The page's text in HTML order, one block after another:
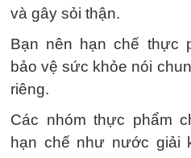
và gây sỏi thận.
Bạn nên hạn chế thực
bảo vệ sức khỏe nói
riêng.
Các nhóm thực phẩm
hạn chế như nước giải